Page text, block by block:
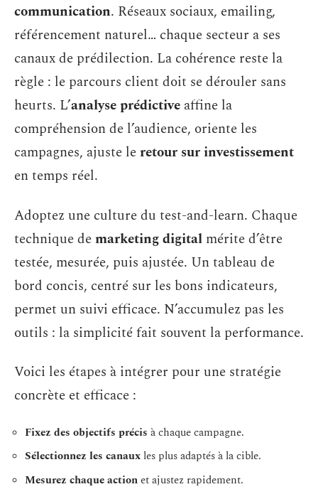
communication. Réseaux sociaux, emailing,
référencement naturel… chaque secteur a ses
canaux de prédilection. La cohérence reste la
règle : le parcours client doit se dérouler sans
heurts. L’analyse prédictive affine la
compréhension de l’audience, oriente les
campagnes, ajuste leretour sur investissement
en temps réel.
Adoptez une culture du test-and-learn. Chaque
technique demarketing digital mérite d’être
testée, mesurée, puis ajustée. Un tableau de
bord concis, centré sur les bons indicateurs,
permet un suivi efficace. N’accumulez pas les
outils : la simplicité fait souvent la performance.
Voici les étapes à intégrer pour une stratégie
concrète et efficace :
Fixez des objectifs précis à chaque campagne.
Sélectionnez les canauxles plus adaptés à la cible.
Mesurez chaque actionet ajustez rapidement.